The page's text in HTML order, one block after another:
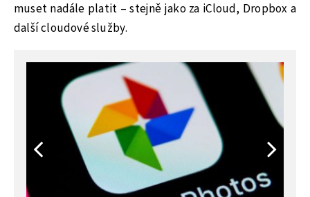
muset nadále platit – stejně jako za iCloud, Dropbox a
další cloudové služby.